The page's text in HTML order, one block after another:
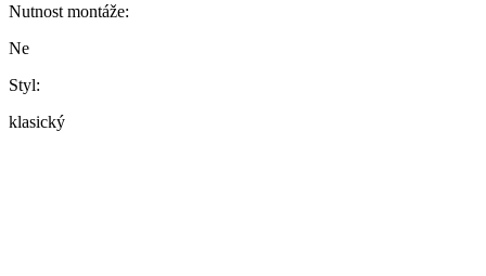
Nutnost montáže:
Ne
Styl:
klasický